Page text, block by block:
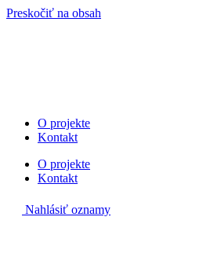
Preskočiť na obsah
O projekte
Kontakt
O projekte
Kontakt
Nahlásiť oznamy